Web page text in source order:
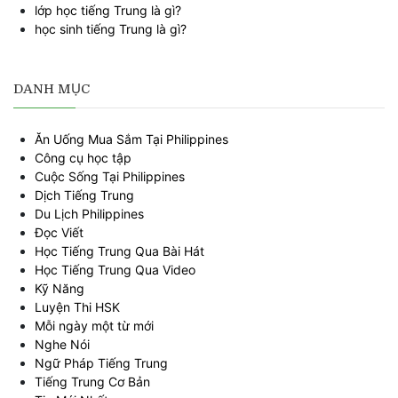
lớp học tiếng Trung là gì?
học sinh tiếng Trung là gì?
DANH MỤC
Ăn Uống Mua Sắm Tại Philippines
Công cụ học tập
Cuộc Sống Tại Philippines
Dịch Tiếng Trung
Du Lịch Philippines
Đọc Viết
Học Tiếng Trung Qua Bài Hát
Học Tiếng Trung Qua Video
Kỹ Năng
Luyện Thi HSK
Mỗi ngày một từ mới
Nghe Nói
Ngữ Pháp Tiếng Trung
Tiếng Trung Cơ Bản